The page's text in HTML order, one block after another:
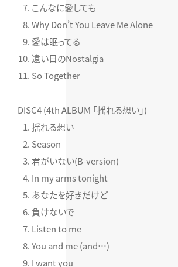
こんなに愛しても
Why Don’t You Leave Me Alone
愛は眠ってる
遠い日のNostalgia
So Together
DISC4 (4th ALBUM 「揺れる想い」)
揺れる想い
Season
君がいない(B-version)
In my arms tonight
あなたを好きだけど
負けないで
Listen to me
You and me (and…)
I want you